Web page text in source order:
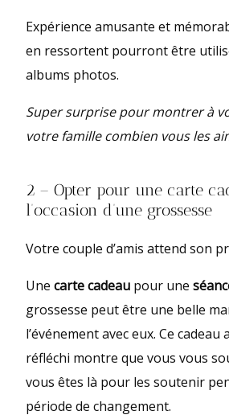
Expérience amusante et
en ressortent pourront être
albums photos.
Super surprise pour montrer à
votre famille combien vous les
2 – Opter pour une carte
l’occasion d’une grossesse
Votre couple d’amis attend son
Unecarte cadeau pour une
grossesse peut être une belle
l’événement avec eux. Ce
réfléchi montre que vous vous
vous êtes là pour les soutenir
période de changement.